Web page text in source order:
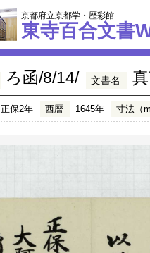
京都府立京都学・歴彩館
東寺百合文書
ろ函/8/14/ 文書名
正保2年 西暦 1645年 寸法（